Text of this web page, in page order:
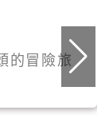
的冒險旅